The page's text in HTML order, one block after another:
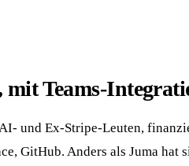
Teams-
und Ex-Stripe-Leuten,
GitHub. Anders als Juma